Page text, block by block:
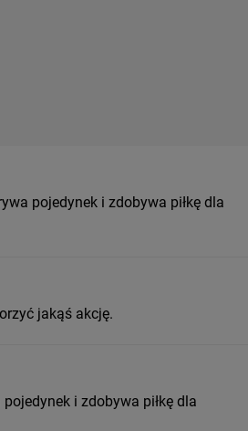
pojedynek i zdobywa piłkę dla
jakąś akcję.
i zdobywa piłkę dla